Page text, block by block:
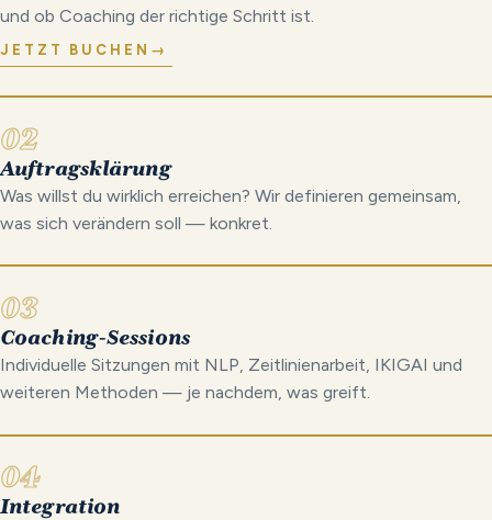
und ob Coaching der richtige Schritt ist.
JETZT BUCHEN →
02
Auftragsklärung
Was willst du wirklich erreichen? Wir definieren gemeinsam,
was sich verändern soll — konkret.
03
Coaching-Sessions
Individuelle Sitzungen mit NLP, Zeitlinienarbeit, IKIGAI und
weiteren Methoden — je nachdem, was greift.
04
Integration